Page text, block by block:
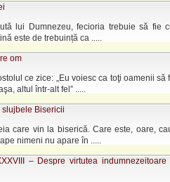
lui Dumnezeu, fecioria trebuie să fie
este de trebuință ca .....
om
ce zice: „Eu voiesc ca toţi oamenii
altul într-alt fel” .....
slujbele Bisericii
care vin la biserică. Care este, oare,
nimeni nu apare în .....
– Despre virtutea